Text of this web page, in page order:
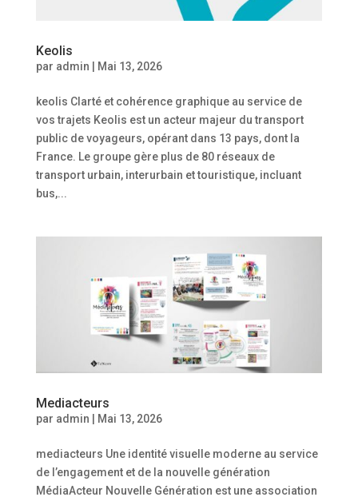
Keolis
par admin Mai 13, 2026
keolis Clarté et cohérence graphique au service de
vos trajets Keolis est un acteur majeur du transport
public de voyageurs, opérant dans 13 pays, dont la
France. Le groupe gère plus de 80 réseaux de
transport urbain, interurbain et touristique, incluant
bus,...
Mediacteurs
par admin Mai 13, 2026
mediacteurs Une identité visuelle moderne au service
de l’engagement et de la nouvelle génération
MédiaActeur Nouvelle Génération est une association